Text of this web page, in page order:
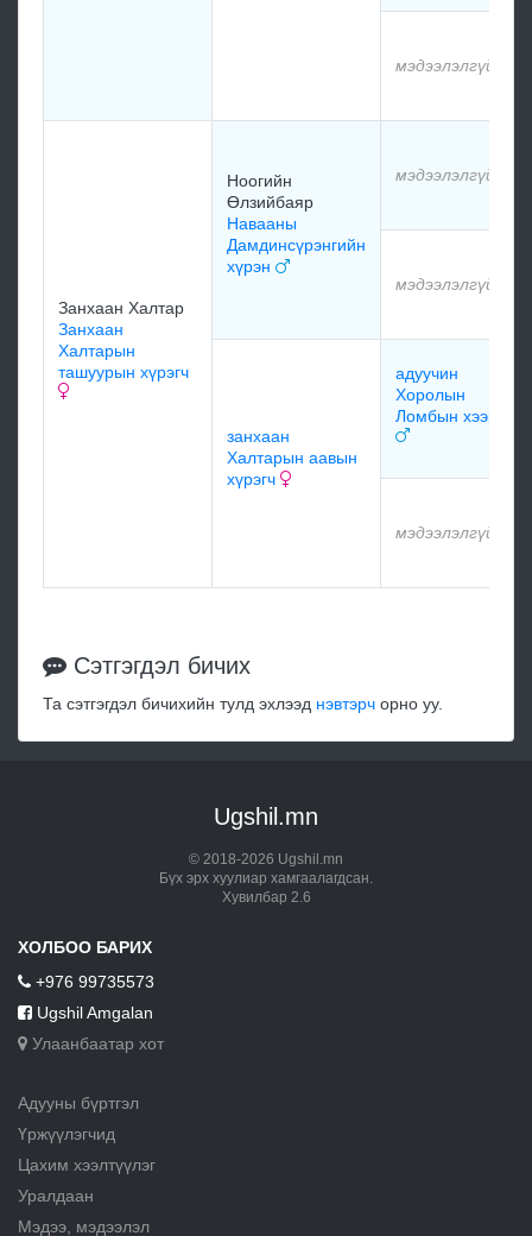
мэдээлэлгүй
Занхаан Халтар
Занхаан
Халтарын
ташуурын хүрэгч
Ноогийн
Өлзийбаяр
Навааны
Дамдинсүрэнгийн
хүрэн
мэдээлэлгүй
мэдээлэлгүй
занхаан
Халтарын аавын
хүрэгч
адуучин
Хоролын
Ломбын хээр
мэдээлэлгүй
Сэтгэгдэл бичих
Та сэтгэгдэл бичихийн тулд эхлээд нэвтэрч орно уу.
Ugshil.mn
© 2018-2026 Ugshil.mn
Бүх эрх хуулиар хамгаалагдсан.
Хувилбар 2.6
ХОЛБОО БАРИХ
+976 99735573
Ugshil Amgalan
Улаанбаатар хот
Адууны бүртгэл
Үржүүлэгчид
Цахим хээлтүүлэг
Уралдаан
Мэдээ, мэдээлэл